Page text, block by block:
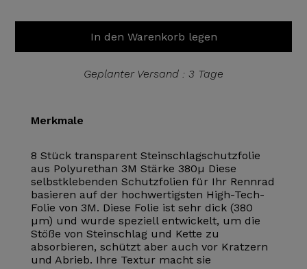
In den Warenkorb legen
Geplanter Versand : 3 Tage
Merkmale
8 Stück transparent Steinschlagschutzfolie
aus Polyurethan 3M Stärke 380µ Diese
selbstklebenden Schutzfolien für Ihr Rennrad
basieren auf der hochwertigsten High-Tech-
Folie von 3M. Diese Folie ist sehr dick (380
µm) und wurde speziell entwickelt, um die
Stöße von Steinschlag und Kette zu
absorbieren, schützt aber auch vor Kratzern
und Abrieb. Ihre Textur macht sie